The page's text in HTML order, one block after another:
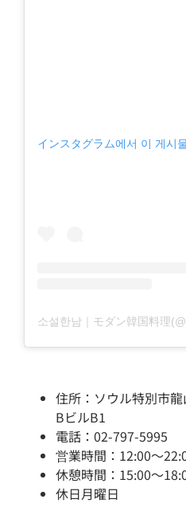
インスタグラム에서 이 게시
住所：ソウル特別市
BビルB1
電話：02-797-5995
営業時間：12:00～
休憩時間：15:00～
休日月曜日